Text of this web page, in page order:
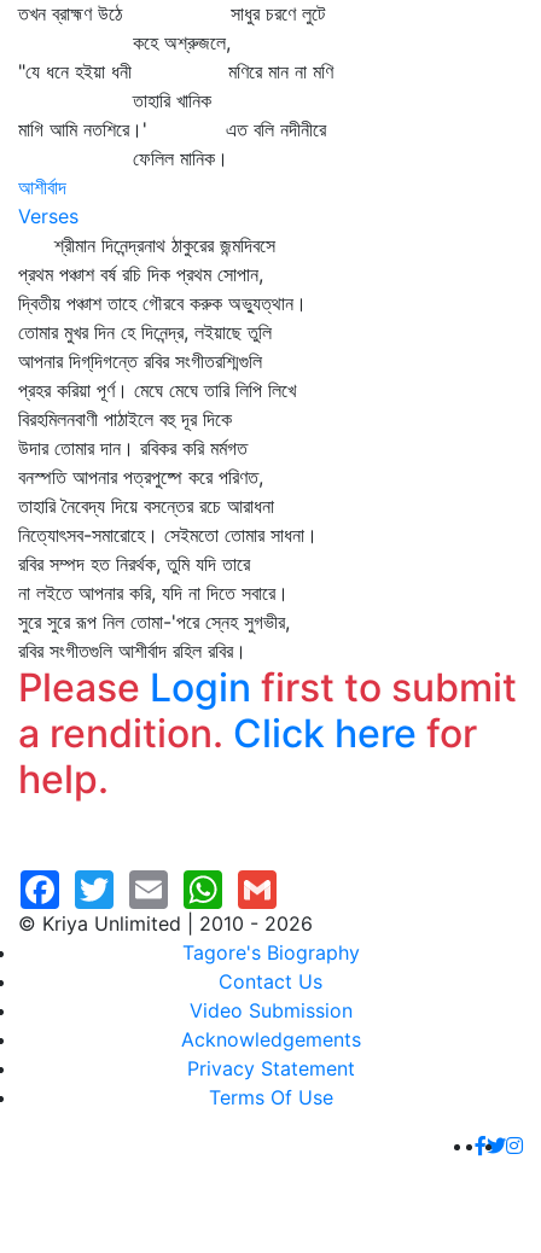
তখন ব্রাহ্মণ উঠে সাধুর চরণে লুটে
কহে অশ্রুজলে,
"যে ধনে হইয়া ধনী মণিরে মান না মণি
তাহারি খানিক
মাগি আমি নতশিরে।' এত বলি নদীনীরে
ফেলিল মানিক।
আশীর্বাদ
Verses
শ্রীমান দিনেন্দ্রনাথ ঠাকুরের জন্মদিবসে
প্রথম পঞ্চাশ বর্ষ রচি দিক প্রথম সোপান,
দ্বিতীয় পঞ্চাশ তাহে গৌরবে করুক অভ্যুত্থান।
তোমার মুখর দিন হে দিনেন্দ্র, লইয়াছে তুলি
আপনার দিগ্‌দিগন্তে রবির সংগীতরশ্মিগুলি
প্রহর করিয়া পূর্ণ। মেঘে মেঘে তারি লিপি লিখে
বিরহমিলনবাণী পাঠাইলে বহু দূর দিকে
উদার তোমার দান। রবিকর করি মর্মগত
বনস্পতি আপনার পত্রপুষ্পে করে পরিণত,
তাহারি নৈবেদ্য দিয়ে বসন্তের রচে আরাধনা
নিত্যোৎসব-সমারোহে। সেইমতো তোমার সাধনা।
রবির সম্পদ হত নিরর্থক, তুমি যদি তারে
না লইতে আপনার করি, যদি না দিতে সবারে।
সুরে সুরে রূপ নিল তোমা-'পরে স্নেহ সুগভীর,
রবির সংগীতগুলি আশীর্বাদ রহিল রবির।
Please Login first to submit
a rendition. Click here for
help.
© Kriya Unlimited | 2010 - 2026
Tagore's Biography
Contact Us
Video Submission
Acknowledgements
Privacy Statement
Terms Of Use